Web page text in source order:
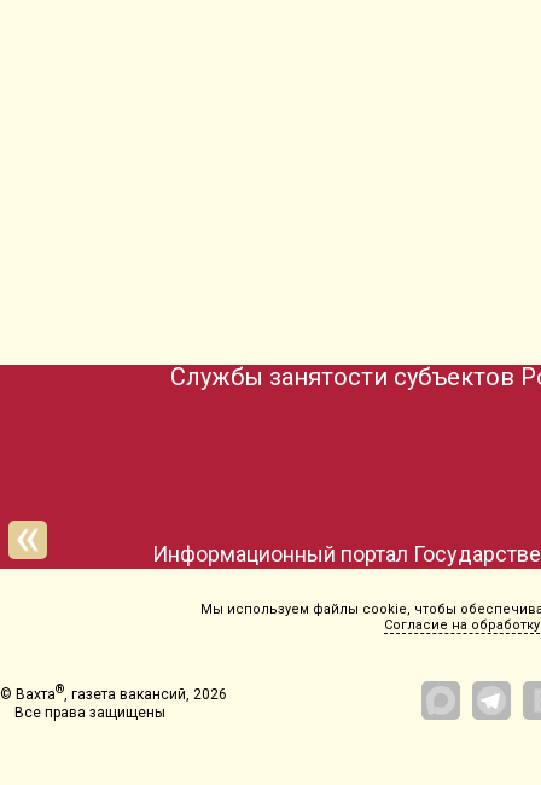
Информационный портал
Службы занятости субъектов
Мы используем файлы cookie, чтобы
Согласие на обработку
© Вахта® , газета вакансий, 2026
Все права защищены